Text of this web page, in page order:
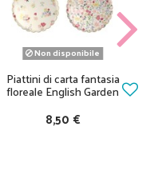
Non disponibile
Piattini di carta fantasia
floreale English Garden
8,50 €